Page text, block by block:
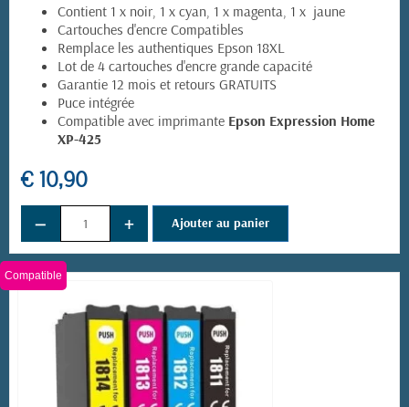
(6 avis)
Contient 1 x noir, 1 x cyan, 1 x magenta, 1 x jaune
Cartouches d'encre Compatibles
Remplace les authentiques Epson 18XL
Lot de 4 cartouches d'encre grande capacité
Garantie 12 mois et retours GRATUITS
Puce intégrée
Compatible avec imprimante Epson Expression Home
XP-425
€ 10,90
− + Ajouter au panier
Compatible